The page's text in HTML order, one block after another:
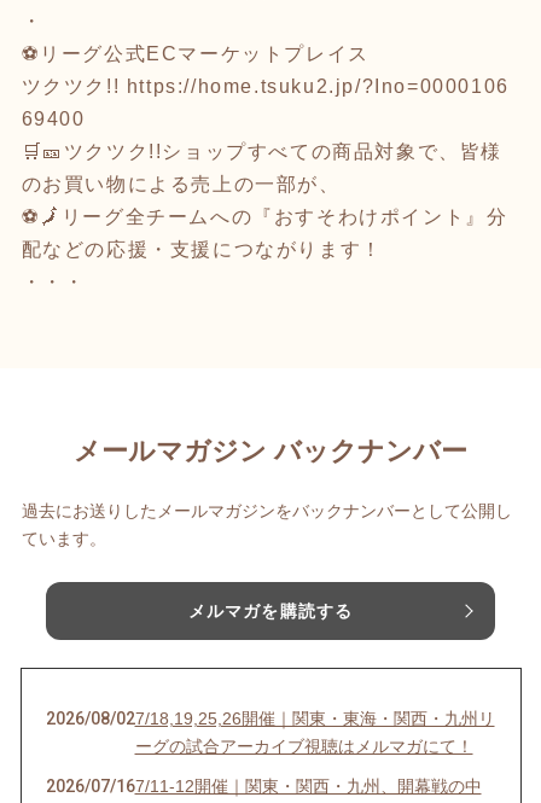
・
⚽リーグ公式ECマーケットプレイス
ツクツク!! https://home.tsuku2.jp/?Ino=0000106
69400
🛒🎫ツクツク!!ショップすべての商品対象で、皆様
のお買い物による売上の一部が、
⚽🗾リーグ全チームへの『おすそわけポイント』分
配などの応援・支援につながります！
・・・
メールマガジン バックナンバー
過去にお送りしたメールマガジンをバックナンバーとして公開し
ています。
メルマガを購読する
2026/08/027/18,19,25,26開催｜関東・東海・関西・九州リ
ーグの試合アーカイブ視聴はメルマガにて！
2026/07/167/11-12開催｜関東・関西・九州、開幕戦の中